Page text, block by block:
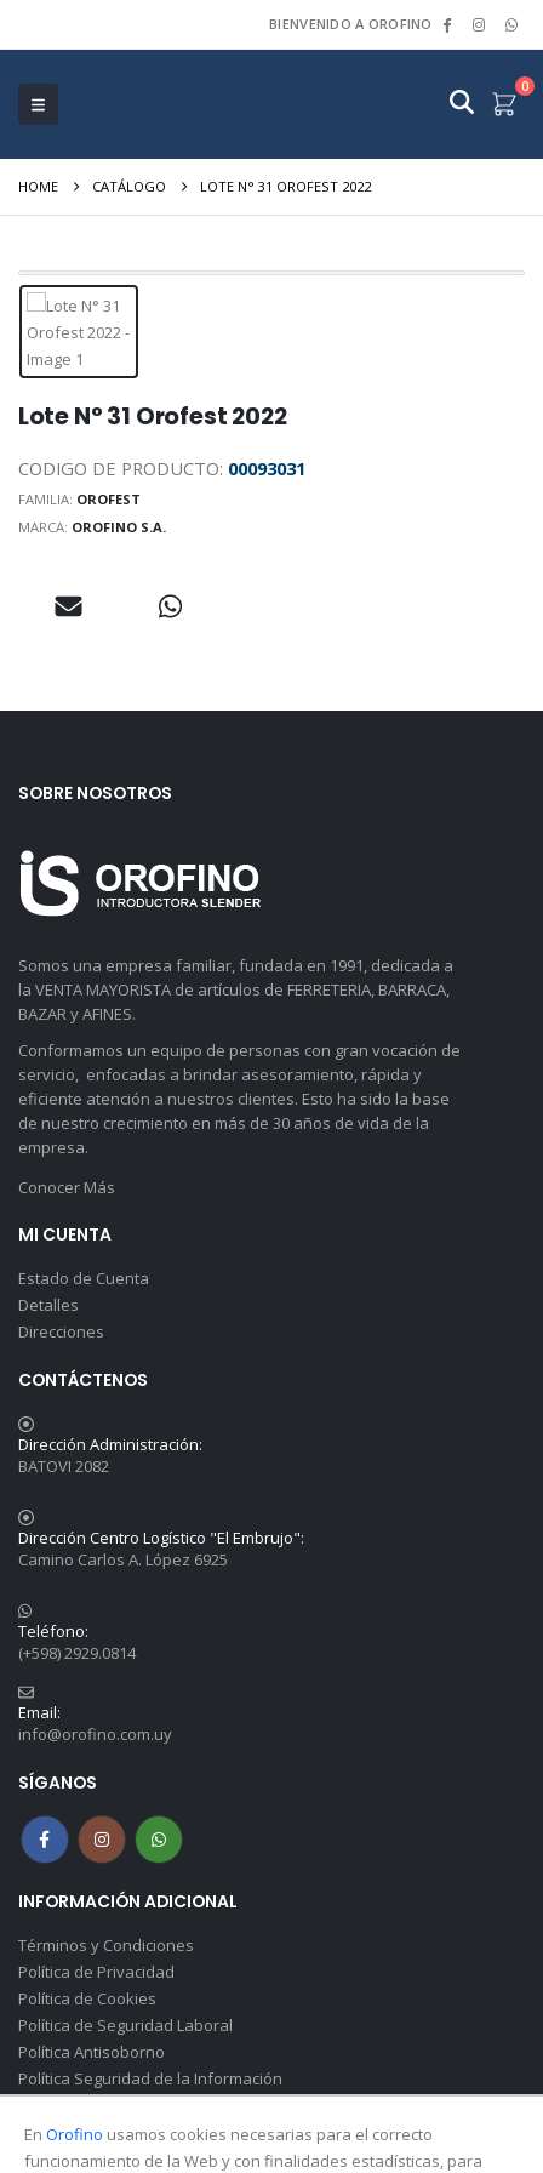
BIENVENIDO A OROFINO
0
HOME CATÁLOGO LOTE N° 31 OROFEST 2022
Lote N° 31 Orofest 2022
CODIGO DE PRODUCTO: 00093031
FAMILIA: OROFEST
MARCA: OROFINO S.A.
SOBRE NOSOTROS
Somos una empresa familiar, fundada en 1991, dedicada a
la VENTA MAYORISTA de artículos de FERRETERIA, BARRACA,
BAZAR y AFINES.
Conformamos un equipo de personas con gran vocación de
servicio, enfocadas a brindar asesoramiento, rápida y
eficiente atención a nuestros clientes. Esto ha sido la base
de nuestro crecimiento en más de 30 años de vida de la
empresa.
Conocer Más
MI CUENTA
Estado de Cuenta
Detalles
Direcciones
CONTÁCTENOS
Dirección Administración:
BATOVI 2082
Dirección Centro Logístico "El Embrujo":
Camino Carlos A. López 6925
Teléfono:
(+598) 2929.0814
Email:
info@orofino.com.uy
SÍGANOS
INFORMACIÓN ADICIONAL
Términos y Condiciones
Política de Privacidad
Política de Cookies
Política de Seguridad Laboral
Política Antisoborno
Política Seguridad de la Información
En Orofino usamos cookies necesarias para el correcto
funcionamiento de la Web y con finalidades estadísticas, para